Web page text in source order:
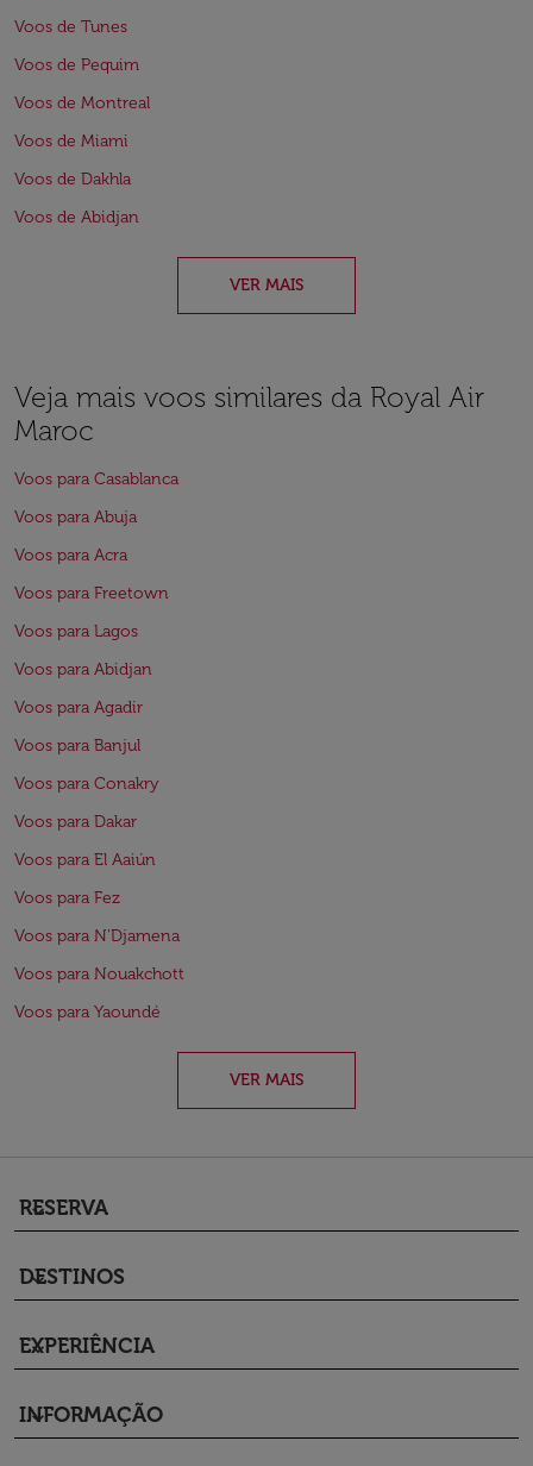
Voos de Tunes
Voos de Pequim
Voos de Montreal
Voos de Miami
Voos de Dakhla
Voos de Abidjan
VER MAIS
Veja mais voos similares da Royal Air
Maroc
Voos para Casablanca
Voos para Abuja
Voos para Acra
Voos para Freetown
Voos para Lagos
Voos para Abidjan
Voos para Agadir
Voos para Banjul
Voos para Conakry
Voos para Dakar
Voos para El Aaiún
Voos para Fez
Voos para N'Djamena
Voos para Nouakchott
Voos para Yaoundé
VER MAIS
RESERVA
keyboard_arrow_down
DESTINOS
keyboard_arrow_down
EXPERIÊNCIA
keyboard_arrow_down
INFORMAÇÃO
keyboard_arrow_down